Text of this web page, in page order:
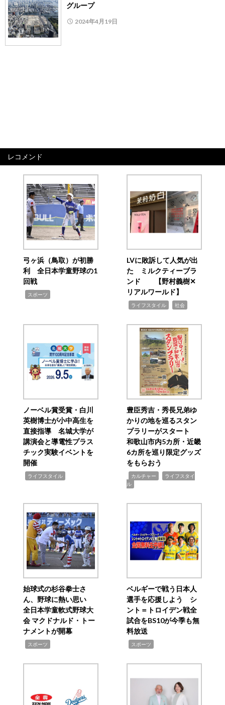
グループ
2024年4月19日
レコメンド
弓ヶ浜（鳥取）が初勝
利 全日本学童野球の1
回戦
スポーツ
LVに敗訴して人気が出
た ミルクティーブラ
ンド 【野村義樹✕
リアルワールド】
ライフスタイル 社会
ノーベル賞受賞・白川
英樹博士が小中高生を
直接指導 名城大学が
講演会と導電性プラス
チック実験イベントを
開催
ライフスタイル
豊臣秀吉・秀長兄弟ゆ
かりの地を巡るスタン
プラリーがスタート
和歌山市内5カ所・近畿
6カ所を巡り限定グッズ
をもらおう
カルチャー
ライフスタイ
ル
始球式の杉谷拳士さ
ん、野球に熱い思い
全日本学童軟式野球大
会 マクドナルド・トー
ナメントが開幕
スポーツ
ベルギーで戦う日本人
選手を応援しよう シ
ント＝トロイデン戦全
試合をBS10が今季も無
料放送
スポーツ